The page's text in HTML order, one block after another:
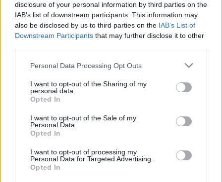
disclosure of your personal information by third parties on the
IAB’s list of downstream participants. This information may
also be disclosed by us to third parties on the IAB’s List of
Downstream Participants that may further disclose it to other
Please note that this website/app uses one or more Google
not limited to your visit or usage behaviour. You may click to
grant or deny consent to Google and its third-party tags to
use your data for below specified purposes in below Google
consent section.
Personal Data Processing Opt Outs
I want to opt-out of the Sharing of my
personal data.
Opted In
I want to opt-out of the Sale of my
Personal Data.
Opted In
I want to opt-out of processing my
Personal Data for Targeted Advertising.
Opted In
Két nővér és négy orvos végzi az összes HIV-fertőzött
ellátását Magyarországon, a budapesti Szent László
Kórházban. Eleinte csak hétfőn és szerdán fogadták
venni, a…
Drogprevenció az iskolákban:
szituációs játékok, sokkoló kisfilm és
kortárs segítők
Papp Éva Mária •2011. április 12.
Nemrég öngyújtógázt szívott és meghalt egy tizenkét
éves fiú Budapesten. A szer olcsó és könnyen